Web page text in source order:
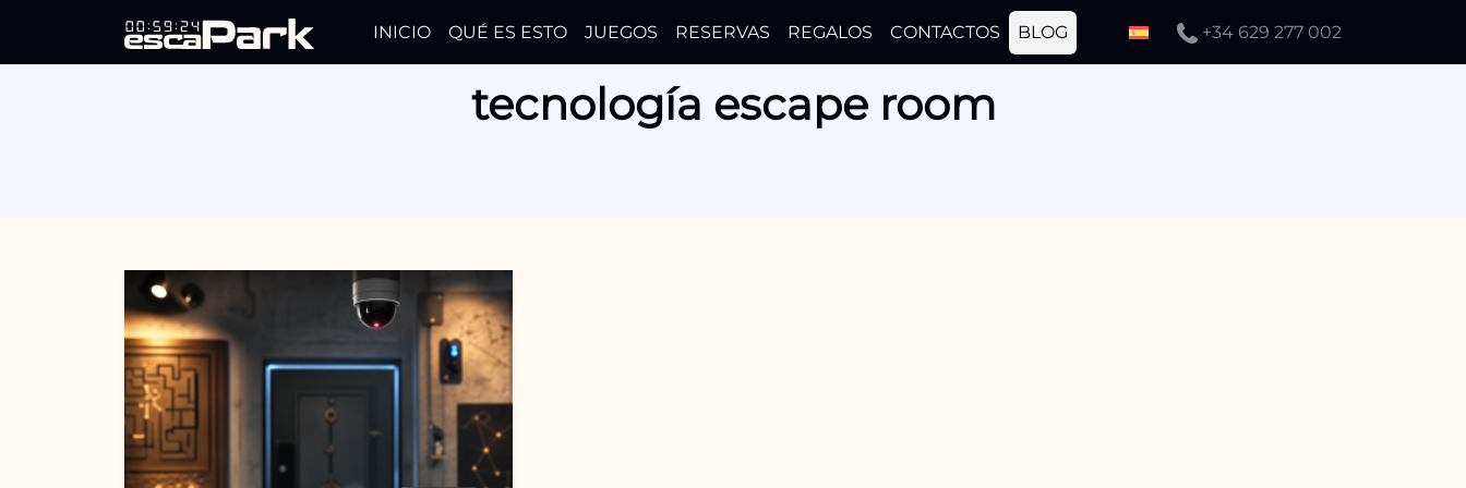
INICIO QUÉ ES ESTO JUEGOS RESERVAS REGALOS CONTACTOS BLOG +34 629 277 002
tecnología escape room